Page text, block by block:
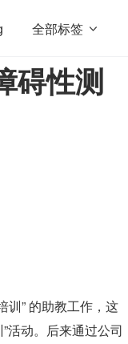
全部标签 
Web3.0 高效工作
碍性测
训” 的助教工作，这
活动。后来通过公司